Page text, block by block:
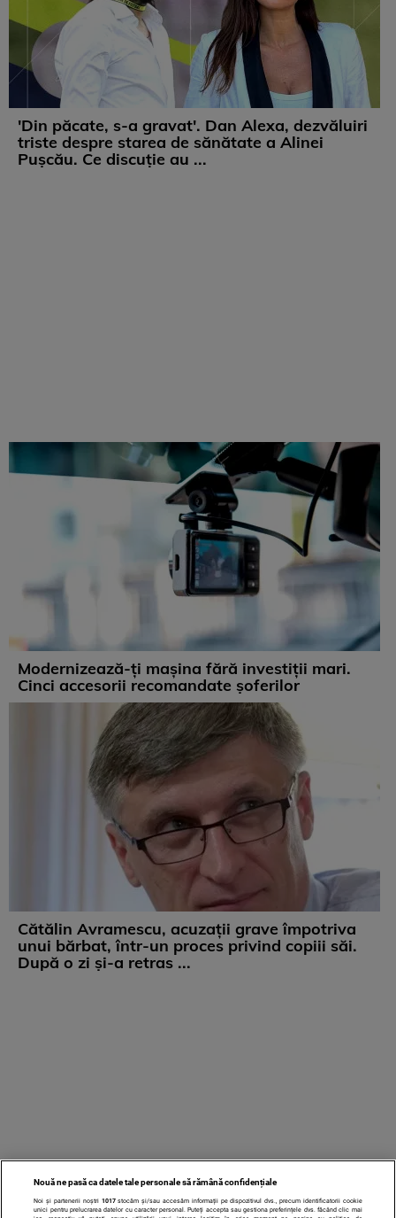
'Din păcate, s-a gravat'. Dan Alexa, dezvăluiri
triste despre starea de sănătate a Alinei
Pușcău. Ce discuție au ...
Modernizează-ți mașina fără investiții mari.
Cinci accesorii recomandate șoferilor
Cătălin Avramescu, acuzații grave împotriva
unui bărbat, într-un proces privind copiii săi.
După o zi și-a retras ...
Nouă ne pasă ca datele tale personale să rămână confidențiale
Noi și partenerii noștri 1017stocăm și/sau accesăm informații pe dispozitivul dvs., precum identificatorii cookie
unici pentru prelucrarea datelor cu caracter personal. Puteți accepta sau gestiona preferințele dvs. făcând clic mai